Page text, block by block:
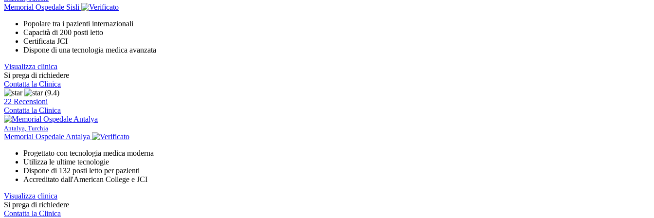
Memorial Ospedale Sisli
Popolare tra i pazienti internazionali
Capacità di 200 posti letto
Certificata JCI
Dispone di una tecnologia medica avanzata
Visualizza clinica
Si prega di richiedere
Contatta la Clinica
(9.4)
22 Recensioni
Contatta la Clinica
Antalya, Turchia
Memorial Ospedale Antalya
Progettato con tecnologia medica moderna
Utilizza le ultime tecnologie
Dispone di 132 posti letto per pazienti
Accreditato dall'American College e JCI
Visualizza clinica
Si prega di richiedere
Contatta la Clinica